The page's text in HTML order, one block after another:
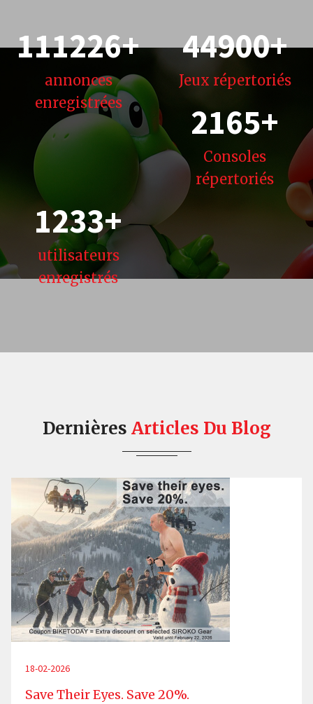
111226+
annonces
enregistrées
44900+
Jeux répertoriés
2165+
Consoles
répertoriés
1233+
utilisateurs
enregistrés
Dernières Articles Du Blog
18-02-2026
Save Their Eyes. Save 20%.